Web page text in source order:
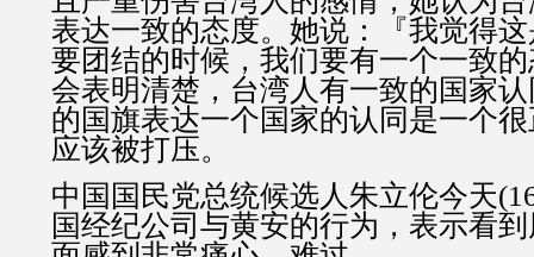
表达一致的态度。她说：『我觉得
要团结的时候，我们要有一个一致
会表明清楚，台湾人有一致的国家
的国旗表达一个国家的认同是一个
应该被打压。
中国国民党总统候选人朱立伦今天
国经纪公司与黄安的行为，表示看